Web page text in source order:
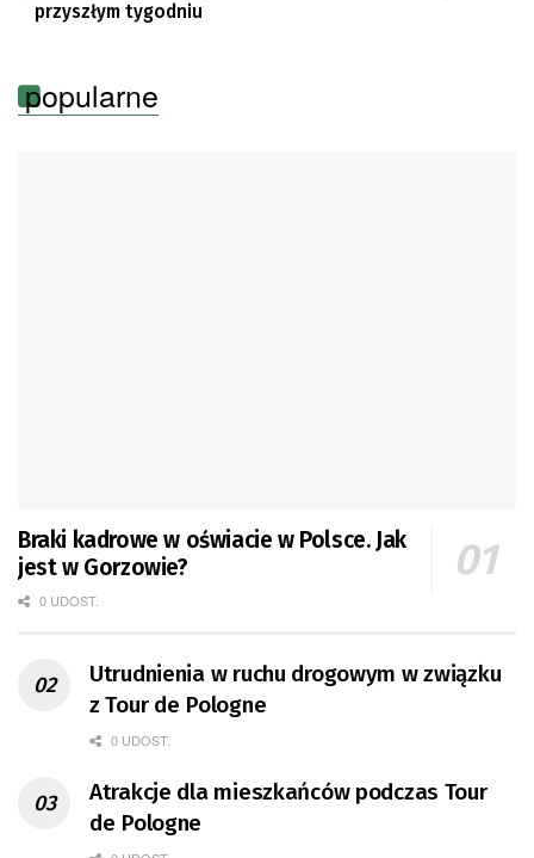
przyszłym tygodniu
popularne
Braki kadrowe w oświacie w Polsce. Jak
jest w Gorzowie?
0 UDOST.
Utrudnienia w ruchu drogowym w związku
z Tour de Pologne
0 UDOST.
Atrakcje dla mieszkańców podczas Tour
de Pologne